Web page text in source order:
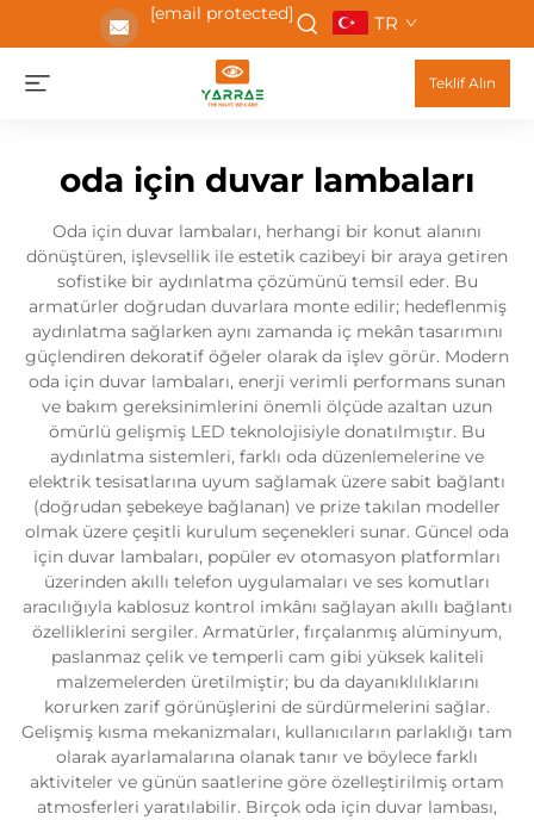
[email protected] TR
Teklif Alın
oda için duvar lambaları
Oda için duvar lambaları, herhangi bir konut alanını
dönüştüren, işlevsellik ile estetik cazibeyi bir araya getiren
sofistike bir aydınlatma çözümünü temsil eder. Bu
armatürler doğrudan duvarlara monte edilir; hedeflenmiş
aydınlatma sağlarken aynı zamanda iç mekân tasarımını
güçlendiren dekoratif öğeler olarak da işlev görür. Modern
oda için duvar lambaları, enerji verimli performans sunan
ve bakım gereksinimlerini önemli ölçüde azaltan uzun
ömürlü gelişmiş LED teknolojisiyle donatılmıştır. Bu
aydınlatma sistemleri, farklı oda düzenlemelerine ve
elektrik tesisatlarına uyum sağlamak üzere sabit bağlantı
(doğrudan şebekeye bağlanan) ve prize takılan modeller
olmak üzere çeşitli kurulum seçenekleri sunar. Güncel oda
için duvar lambaları, popüler ev otomasyon platformları
üzerinden akıllı telefon uygulamaları ve ses komutları
aracılığıyla kablosuz kontrol imkânı sağlayan akıllı bağlantı
özelliklerini sergiler. Armatürler, fırçalanmış alüminyum,
paslanmaz çelik ve temperli cam gibi yüksek kaliteli
malzemelerden üretilmiştir; bu da dayanıklılıklarını
korurken zarif görünüşlerini de sürdürmelerini sağlar.
Gelişmiş kısma mekanizmaları, kullanıcıların parlaklığı tam
olarak ayarlamalarına olanak tanır ve böylece farklı
aktiviteler ve günün saatlerine göre özelleştirilmiş ortam
atmosferleri yaratılabilir. Birçok oda için duvar lambası,